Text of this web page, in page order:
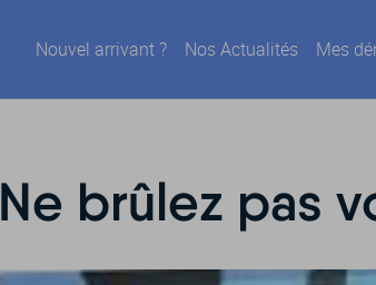
Nouvel arrivant ? Nos Actualités Mes
Ne brûlez pas